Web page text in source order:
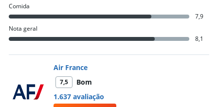
Comida
7,9
Nota geral
8,1
Air France
7,5
Bom
1.637 avaliação